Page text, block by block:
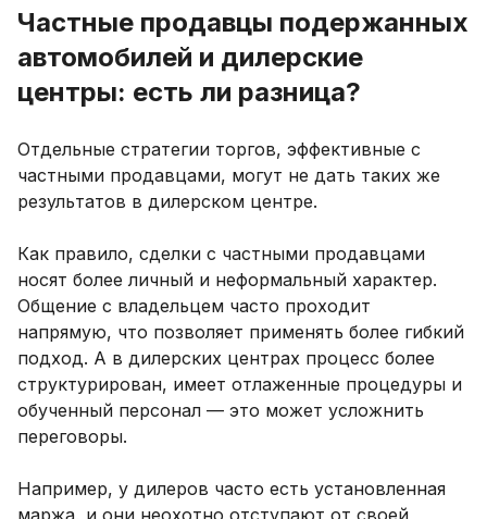
Частные продавцы подержанных
автомобилей и дилерские
центры: есть ли разница?
Отдельные стратегии торгов, эффективные с
частными продавцами, могут не дать таких же
результатов в дилерском центре.
Как правило, сделки с частными продавцами
носят более личный и неформальный характер.
Общение с владельцем часто проходит
напрямую, что позволяет применять более гибкий
подход. А в дилерских центрах процесс более
структурирован, имеет отлаженные процедуры и
обученный персонал — это может усложнить
переговоры.
Например, у дилеров часто есть установленная
маржа, и они неохотно отступают от своей